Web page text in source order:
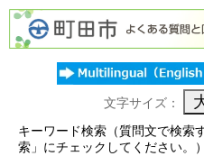
文字サイズ：
キーワード検索（質問文で検索
索」にチェックしてください。）